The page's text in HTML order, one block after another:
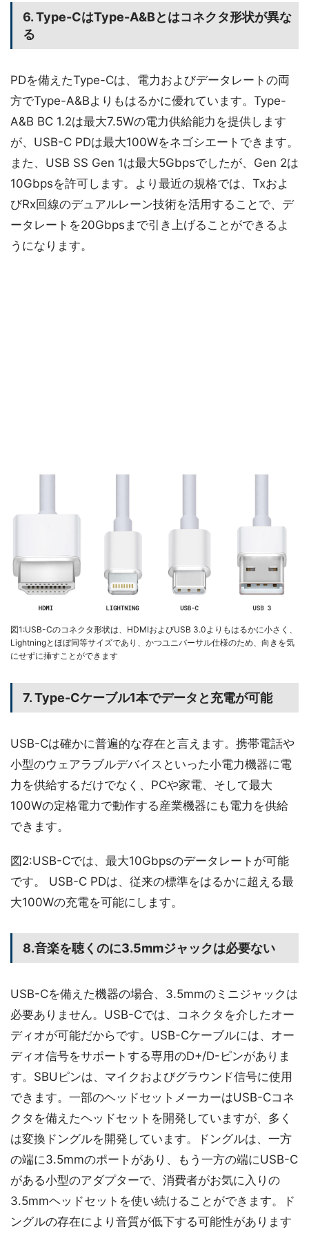
6. Type-CはType-A&Bとはコネクタ形状が異な
る
PDを備えたType-Cは、電力およびデータレートの両
方でType-A&Bよりもはるかに優れています。Type-
A&B BC 1.2は最大7.5Wの電力供給能力を提供します
が、USB-C PDは最大100Wをネゴシエートできます。
また、USB SS Gen 1は最大5Gbpsでしたが、Gen 2は
10Gbpsを許可します。より最近の規格では、Txおよ
びRx回線のデュアルレーン技術を活用することで、デ
ータレートを20Gbpsまで引き上げることができるよ
うになります。
図1:USB-Cのコネクタ形状は、HDMIおよびUSB 3.0よりもはるかに小さく、
Lightningとほぼ同等サイズであり、かつユニバーサル仕様のため、向きを気
にせずに挿すことができます
7. Type-Cケーブル1本でデータと充電が可能
USB-Cは確かに普遍的な存在と言えます。携帯電話や
小型のウェアラブルデバイスといった小電力機器に電
力を供給するだけでなく、PCや家電、そして最大
100Wの定格電力で動作する産業機器にも電力を供給
できます。
図2:USB-Cでは、最大10Gbpsのデータレートが可能
です。 USB-C PDは、従来の標準をはるかに超える最
大100Wの充電を可能にします。
8.音楽を聴くのに3.5mmジャックは必要ない
USB-Cを備えた機器の場合、3.5mmのミニジャックは
必要ありません。USB-Cでは、コネクタを介したオー
ディオが可能だからです。USB-Cケーブルには、オー
ディオ信号をサポートする専用のD+/D-ピンがありま
す。SBUピンは、マイクおよびグラウンド信号に使用
できます。一部のヘッドセットメーカーはUSB-Cコネ
クタを備えたヘッドセットを開発していますが、多く
は変換ドングルを開発しています。ドングルは、一方
の端に3.5mmのポートがあり、もう一方の端にUSB-C
がある小型のアダプターで、消費者がお気に入りの
3.5mmヘッドセットを使い続けることができます。ド
ングルの存在により音質が低下する可能性があります